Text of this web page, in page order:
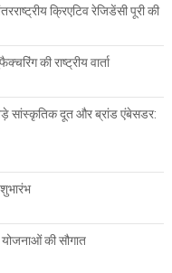
क्रिएटिव रेजिडेंसी पूरी की
की राष्ट्रीय वार्ता
सांस्कृतिक दूत और ब्रांड एंबेसडर:
की सौगात